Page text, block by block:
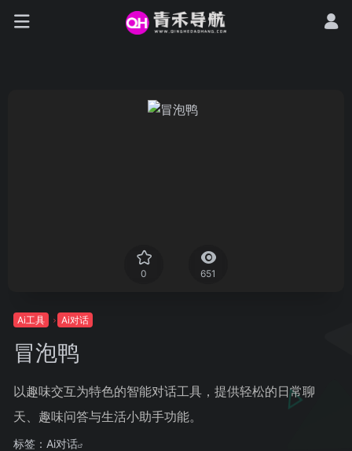
0 651
Ai工具 Ai对话
冒泡鸭
以趣味交互为特色的智能对话工具，提供轻松的日常聊
天、趣味问答与生活小助手功能。
标签： Ai对话